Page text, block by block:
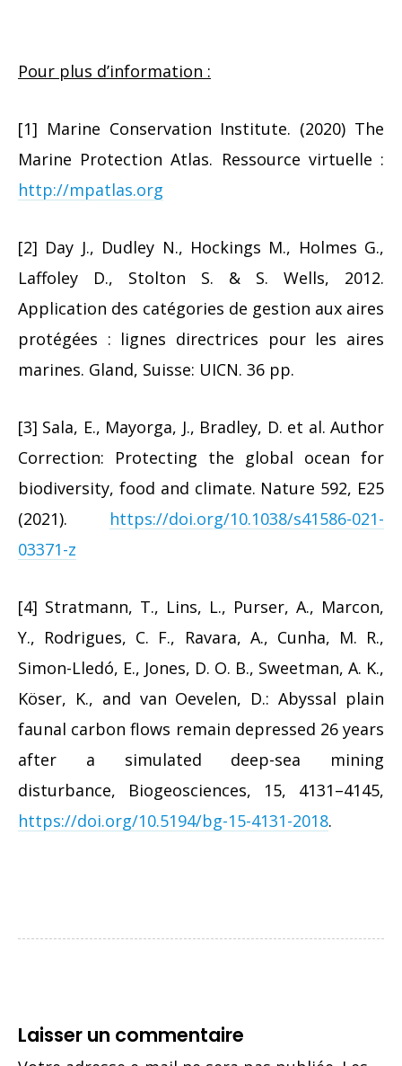
Pour plus d’information :
[1] Marine Conservation Institute. (2020) The
Marine Protection Atlas. Ressource virtuelle :
http://mpatlas.org
[2] Day J., Dudley N., Hockings M., Holmes G.,
Laffoley D., Stolton S. & S. Wells, 2012.
Application des catégories de gestion aux aires
protégées : lignes directrices pour les aires
marines. Gland, Suisse: UICN. 36 pp.
[3] Sala, E., Mayorga, J., Bradley, D. et al. Author
Correction: Protecting the global ocean for
biodiversity, food and climate. Nature 592, E25
(2021). https://doi.org/10.1038/s41586-021-
03371-z
[4] Stratmann, T., Lins, L., Purser, A., Marcon,
Y., Rodrigues, C. F., Ravara, A., Cunha, M. R.,
Simon-Lledó, E., Jones, D. O. B., Sweetman, A. K.,
Köser, K., and van Oevelen, D.: Abyssal plain
faunal carbon flows remain depressed 26 years
after a simulated deep-sea mining
disturbance, Biogeosciences, 15, 4131–4145,
https://doi.org/10.5194/bg-15-4131-2018.
Laisser un commentaire